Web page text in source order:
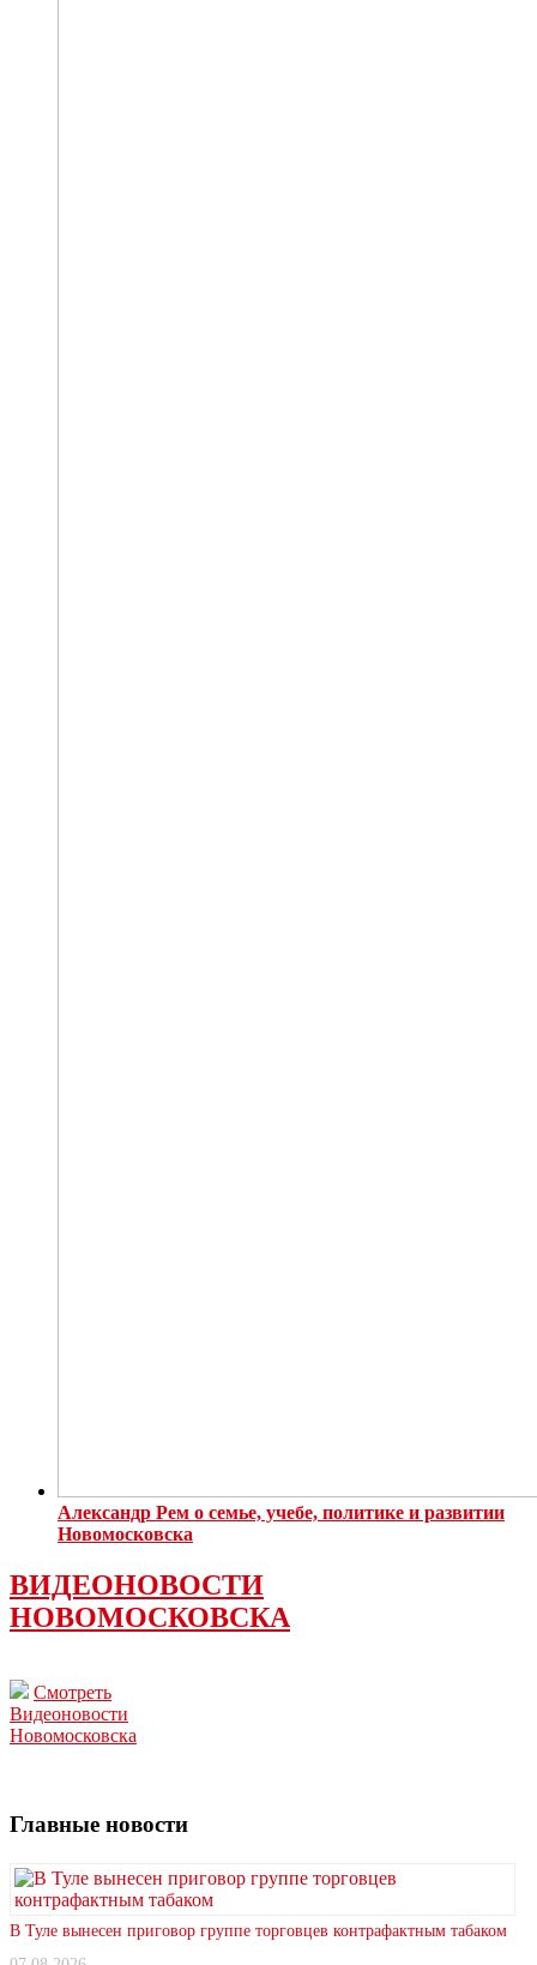
Александр Рем о семье, учебе, политике и развитии
Новомосковска
ВИДЕОНОВОСТИ
НОВОМОСКОВСКА
Смотреть
Видеоновости
Новомосковска
Главные новости
В Туле вынесен приговор группе торговцев контрафактным табаком